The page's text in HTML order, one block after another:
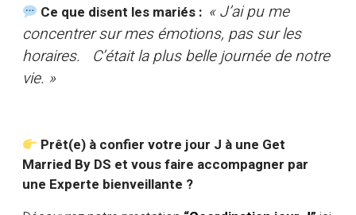
Ce que disent les mariés : « J’ai pu me
concentrer sur mes émotions, pas sur les
horaires. C’était la plus belle journée de notre
vie. »
Prêt(e) à confier votre jour J à une Get
Married By DS et vous faire accompagner par
une Experte bienveillante ?